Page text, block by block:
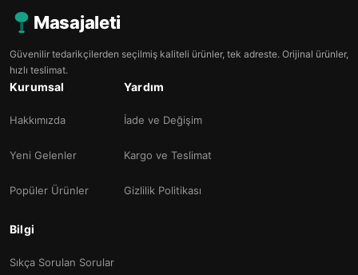
Masajaleti
Güvenilir tedarikçilerden seçilmiş kaliteli ürünler, tek adreste. Orijinal ürünler,
hızlı teslimat.
Kurumsal
Hakkımızda
Yeni Gelenler
Popüler Ürünler
Yardım
İade ve Değişim
Kargo ve Teslimat
Gizlilik Politikası
Bilgi
Sıkça Sorulan Sorular